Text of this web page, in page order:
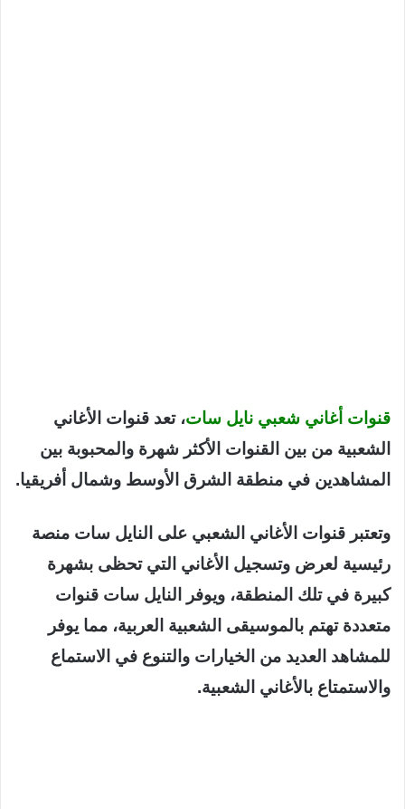
قنوات أغاني شعبي نايل سات، تعد قنوات الأغاني
الشعبية من بين القنوات الأكثر شهرة والمحبوبة بين
المشاهدين في منطقة الشرق الأوسط وشمال أفريقيا.
وتعتبر قنوات الأغاني الشعبي على النايل سات منصة
رئيسية لعرض وتسجيل الأغاني التي تحظى بشهرة
كبيرة في تلك المنطقة، ويوفر النايل سات قنوات
متعددة تهتم بالموسيقى الشعبية العربية، مما يوفر
للمشاهد العديد من الخيارات والتنوع في الاستماع
والاستمتاع بالأغاني الشعبية.